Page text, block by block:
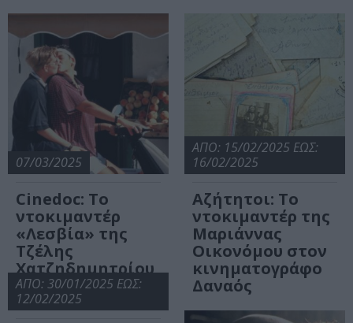
07/03/2025
Cinedoc: Το
ντοκιμαντέρ
«Λεσβία» της
Τζέλης
Χατζηδημητρίου
στον Δαναό
ΑΠΟ: 15/02/2025 ΕΩΣ:
16/02/2025
Αζήτητοι: Το
ντοκιμαντέρ της
Μαριάννας
Οικονόμου στον
κινηματογράφο
Δαναός
ΑΠΟ: 30/01/2025 ΕΩΣ:
12/02/2025